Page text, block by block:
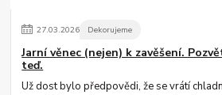
27.03.2026 Dekorujeme
Jarní věnec (nejen) k zavěšení.
teď.
Už dost bylo předpovědi, že se vrátí